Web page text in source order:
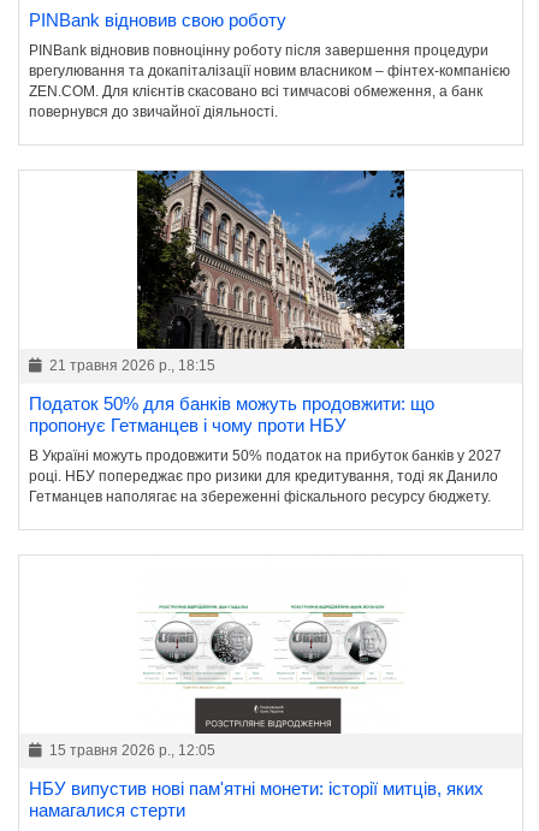
PINBank відновив свою роботу
PINBank відновив повноцінну роботу після завершення процедури
врегулювання та докапіталізації новим власником – фінтех-компанією
ZEN.COM. Для клієнтів скасовано всі тимчасові обмеження, а банк
повернувся до звичайної діяльності.
21 травня 2026 р., 18:15
Податок 50% для банків можуть продовжити: що
пропонує Гетманцев і чому проти НБУ
В Україні можуть продовжити 50% податок на прибуток банків у 2027
році. НБУ попереджає про ризики для кредитування, тоді як Данило
Гетманцев наполягає на збереженні фіскального ресурсу бюджету.
15 травня 2026 р., 12:05
НБУ випустив нові пам'ятні монети: історії митців, яких
намагалися стерти